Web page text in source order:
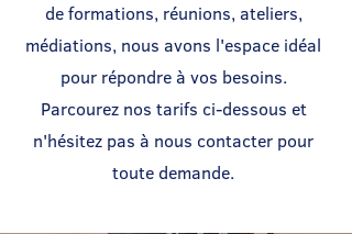
de formations, réunions, ateliers,
médiations, nous avons l'espace idéal
pour répondre à vos besoins.
Parcourez nos tarifs ci-dessous et
n'hésitez pas à nous contacter pour
toute demande.